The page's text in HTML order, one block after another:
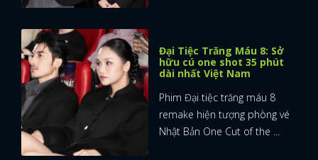
Đại Tiệc Trăng Máu 8: Sở
hữu cú one shot 35 phút
dài nhất Việt Nam
Phim Đại tiệc trăng máu 8
remake hiện tượng phòng vé
Nhật Bản One Cut of the ...